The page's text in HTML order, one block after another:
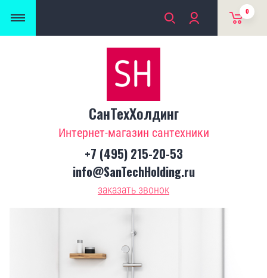
0
СанТехХолдинг
Интернет-магазин сантехники
+7 (495) 215-20-53
info@SanTechHolding.ru
заказать звонок